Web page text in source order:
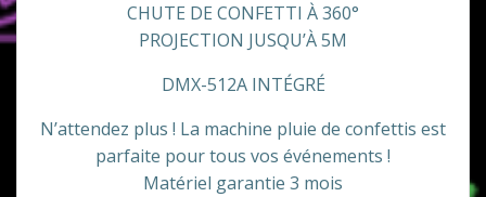
CHUTE DE CONFETTI À 360°
PROJECTION JUSQU’À 5M
DMX-512A INTÉGRÉ
N’attendez plus ! La machine pluie de confettis est
parfaite pour tous vos événements !
Matériel garantie 3 mois